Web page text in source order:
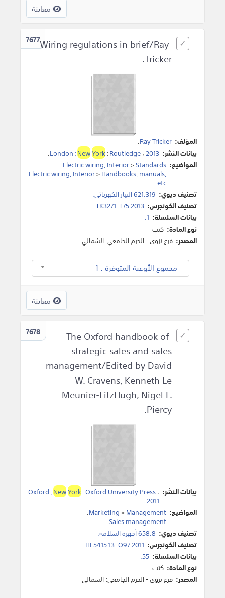
معاينة
7677Wiring regulations in brief/Ray
Tricker.
المؤلف: Ray Tricker
.
بيانات النشر:
London ;NewYork:Routledge،2013
.
المواضيع:
Electric wiring, Interior>Standards
.
Electric wiring, Interior>Handbooks, manuals,
etc
.
تصنيف ديوي: 621.319 التيار الكهربائي.
تصنيف الكونجرس: TK3271 .T75 2013
بيانات السلسلة: 1.
نوع المادة: كتب
المصدر: فرع نزوى - الحرم الجامعي: الشمالي
مجموع الأوعية المتوفرة : 1
معاينة
7678
The Oxford handbook of
strategic sales and sales
management/Edited by David
W. Cravens, Kenneth Le
Meunier-FitzHugh, Nigel F.
Piercy.
بيانات النشر: Oxford ;NewYork:Oxford University Press،
2011
.
المواضيع:
Marketing>Management
.
Sales management
.
تصنيف ديوي: 658.8 أجهزة السلامة.
تصنيف الكونجرس: HF5415.13 .O97 2011
بيانات السلسلة: 55.
نوع المادة: كتب
المصدر: فرع نزوى - الحرم الجامعي: الشمالي